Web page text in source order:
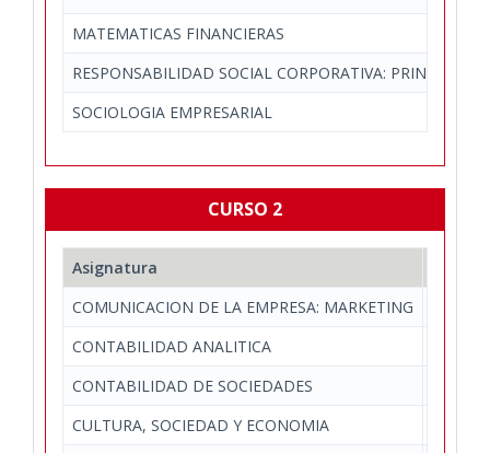
MATEMATICAS FINANCIERAS
RESPONSABILIDAD SOCIAL CORPORATIVA: PRINCIPIOS
SOCIOLOGIA EMPRESARIAL
CURSO 2
Asignatura
COMUNICACION DE LA EMPRESA: MARKETING
CONTABILIDAD ANALITICA
CONTABILIDAD DE SOCIEDADES
CULTURA, SOCIEDAD Y ECONOMIA